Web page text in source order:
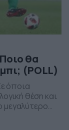
θα
(POLL)
όποια
θέση και
μεγαλύτερο